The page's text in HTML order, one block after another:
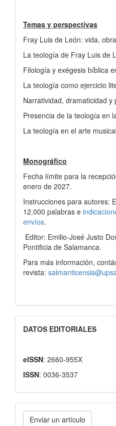
Temas y perspectivas
Fray Luis de León: vida,
La teología de Fray Luis de
Filología y exégesis bíblica
La teología como ejercicio
Narratividad, dramaticidad
Presencia de la teología en
La teología en el arte
Monográfico
Fecha límite para la
enero de 2027.
Instrucciones para autores:
12.000 palabras e
envíos.
Editor: Emilio-José Justo
Pontificia de Salamanca.
Para más información,
revista:
DATOS EDITORIALES
eISSN: 2660-955X
ISSN: 0036-3537
Enviar
Enviar un artículo